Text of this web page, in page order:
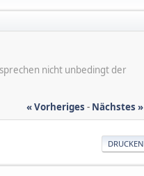
nicht unbedingt der
« Vorheriges - Nächstes »
DRUCKEN